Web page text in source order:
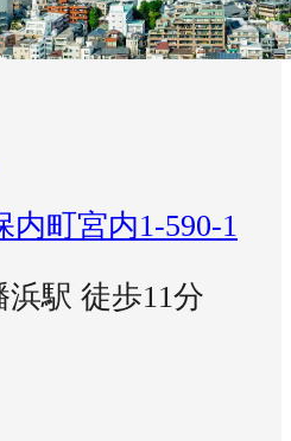
町宮内1-590-1
浜駅 徒歩11分